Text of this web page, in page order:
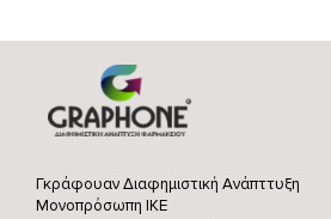
Γκράφουαν Διαφημιστική Ανάπττυξη
Μονοπρόσωπη ΙΚΕ